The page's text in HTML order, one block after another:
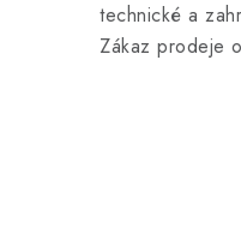
technické a
Zákaz prodeje